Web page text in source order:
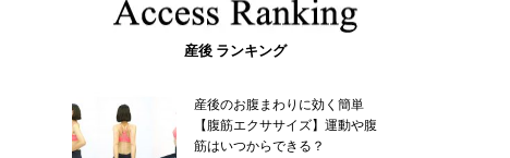
産後 ランキング
産後のお腹まわりに効く簡単
【腹筋エクササイズ】運動や腹
筋はいつからできる？